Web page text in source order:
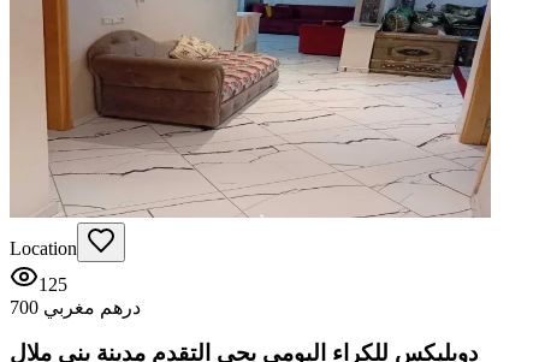
Location
125
700 درهم مغربي
دوبليكس للكراء اليومي بحي التقدم مدينة بني ملال